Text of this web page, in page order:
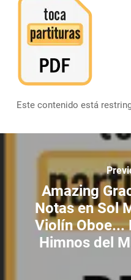
Este contenido está
Amazing
Notas en Sol
Violín Oboe...
Himnos del